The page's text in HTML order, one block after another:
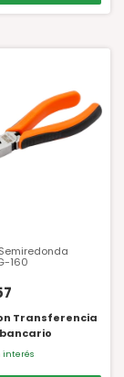
160
Transferencia
interés